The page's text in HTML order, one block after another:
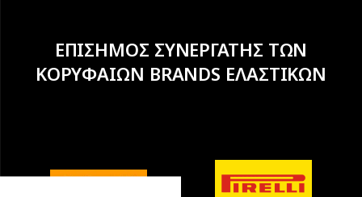
ΕΠΙΣΗΜΟΣ ΣΥΝΕΡΓΑΤΗΣ ΤΩΝ
ΚΟΡΥΦΑΙΩΝ BRANDS ΕΛΑΣΤΙΚΩΝ